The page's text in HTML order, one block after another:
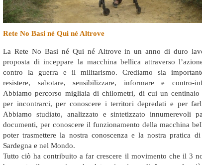
Rete No Basi né Qui né Altrove
La Rete No Basi né Qui né Altrove in un anno di duro
proposta di inceppare la macchina bellica attraverso
contro la guerra e il militarismo. Crediamo sia
resistere, sabotare, sensibilizzare, informare e contro-
Abbiamo percorso migliaia di chilometri, di cui un centinaio
per incontrarci, per conoscere i territori depredati e per
Abbiamo studiato, analizzato e sintetizzato innumerevoli
documenti, per conoscere il funzionamento della macchina
poter trasmettere la nostra conoscenza e la nostra pratica
Sardegna e nel Mondo.
Tutto ciò ha contribuito a far crescere il movimento che il 3